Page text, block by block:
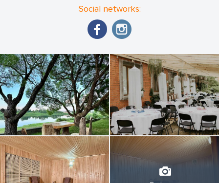
Social networks: